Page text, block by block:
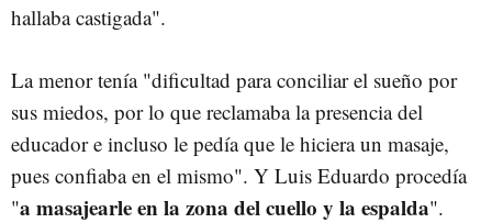
hallaba castigada".
La menor tenía "dificultad para conciliar el sueño por
sus miedos, por lo que reclamaba la presencia del
educador e incluso le pedía que le hiciera un masaje,
pues confiaba en el mismo". Y Luis Eduardo procedía
"a masajearle en la zona del cuello y la espalda".